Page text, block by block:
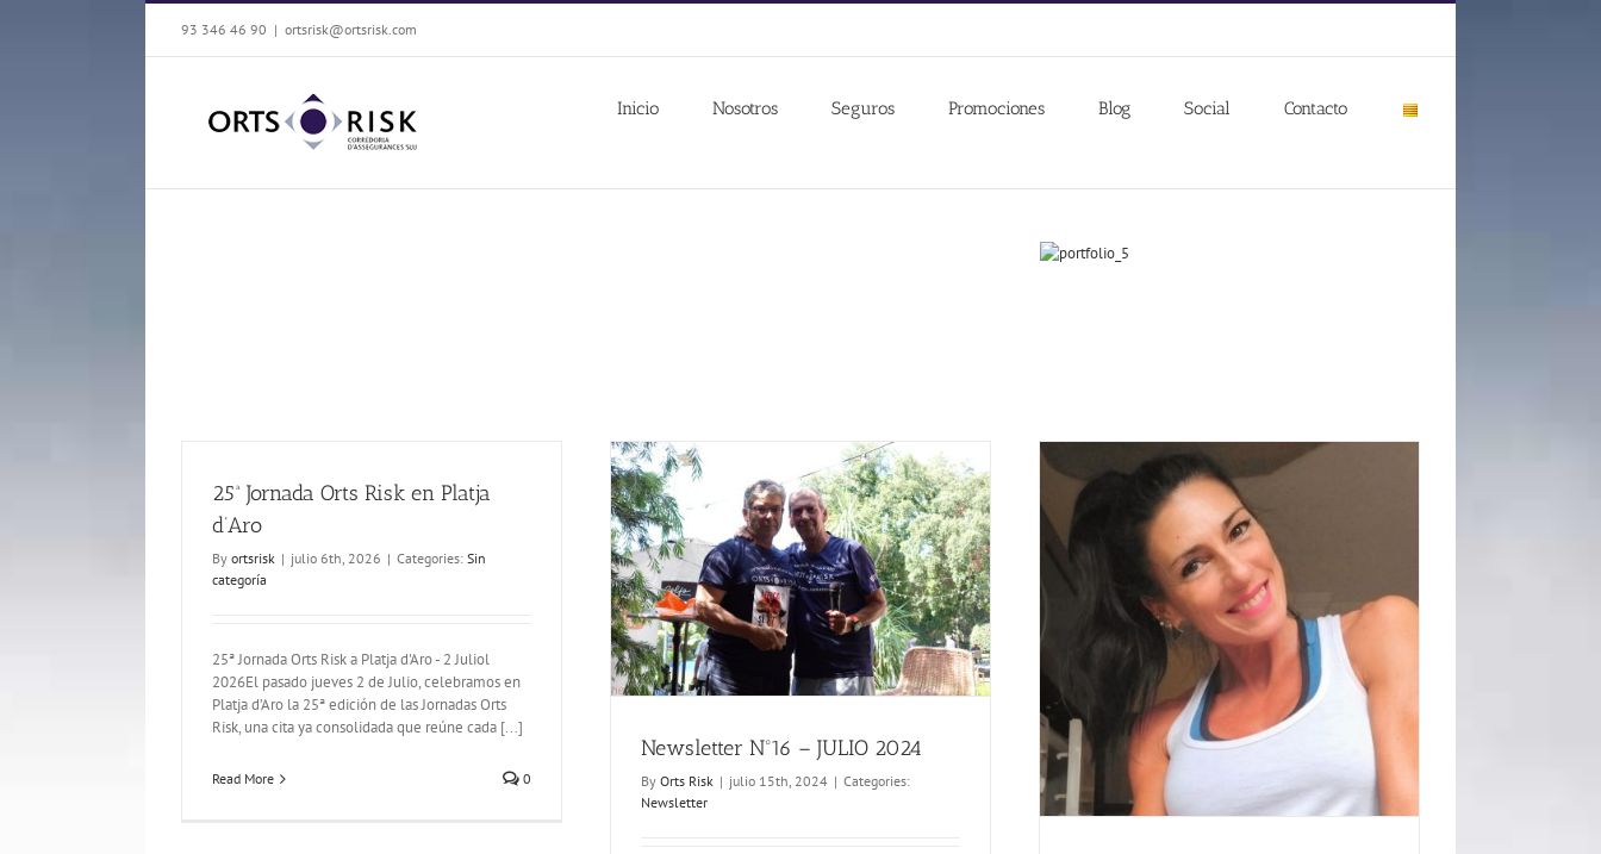
93 346 46 90 | ortsrisk@ortsrisk.com
Inicio Nosotros Seguros Promociones Blog Social Contacto
25ª Jornada Orts Risk en Platja
d’Aro
By ortsrisk | julio 6th, 2026 | Categories: Sin
categoría
25ª Jornada Orts Risk a Platja d'Aro - 2 Juliol
2026El pasado jueves 2 de Julio, celebramos en
Platja d’Aro la 25ª edición de las Jornadas Orts
Risk, una cita ya consolidada que reúne cada [...]
Read More 0
Newsletter Nº16 – JULIO 2024
By Orts Risk | julio 15th, 2024 | Categories:
Newsletter
Newsletter Nº15 – MARZO 2024
Newsletter